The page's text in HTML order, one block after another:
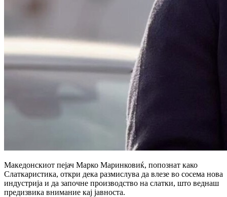
Македонскиот пејач Марко Маринковиќ, попознат како
Слаткаристика, откри дека размислува да влезе во сосема нова
индустрија и да започне производство на слатки, што веднаш
предизвика внимание кај јавноста.